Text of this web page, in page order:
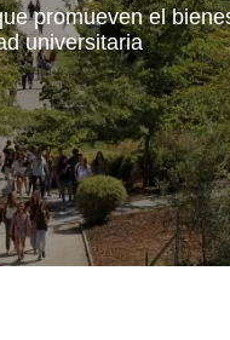
Estudiantes
promueven el
universitaria